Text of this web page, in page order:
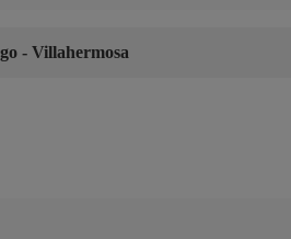
- Villahermosa